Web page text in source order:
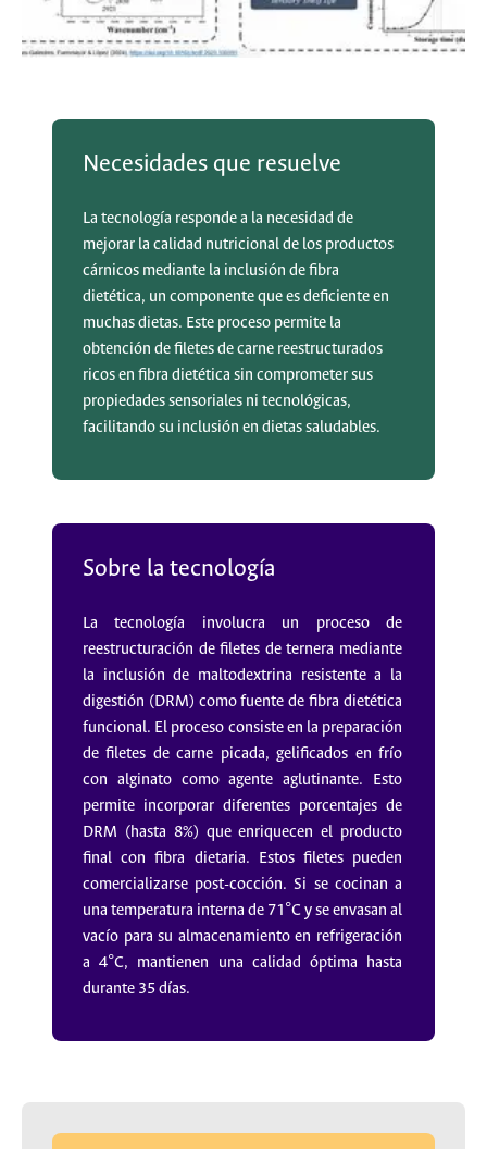
Necesidades que resuelve
La tecnología responde a la necesidad de
mejorar la calidad nutricional de los productos
cárnicos mediante la inclusión de fibra
dietética, un componente que es deficiente en
muchas dietas. Este proceso permite la
obtención de filetes de carne reestructurados
ricos en fibra dietética sin comprometer sus
propiedades sensoriales ni tecnológicas,
facilitando su inclusión en dietas saludables.
Sobre la tecnología
La tecnología involucra un proceso de
reestructuración de filetes de ternera mediante
la inclusión de maltodextrina resistente a la
digestión (DRM) como fuente de fibra dietética
funcional. El proceso consiste en la preparación
de filetes de carne picada, gelificados en frío
con alginato como agente aglutinante. Esto
permite incorporar diferentes porcentajes de
DRM (hasta 8%) que enriquecen el producto
final con fibra dietaria. Estos filetes pueden
comercializarse post-cocción. Si se cocinan a
una temperatura interna de 71°C y se envasan al
vacío para su almacenamiento en refrigeración
a 4°C, mantienen una calidad óptima hasta
durante 35 días.